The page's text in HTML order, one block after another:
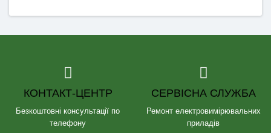
КОНТАКТ-ЦЕНТР
Безкоштовні консультації по
телефону
СЕРВІСНА СЛУЖБА
Ремонт електровимірювальних
приладів